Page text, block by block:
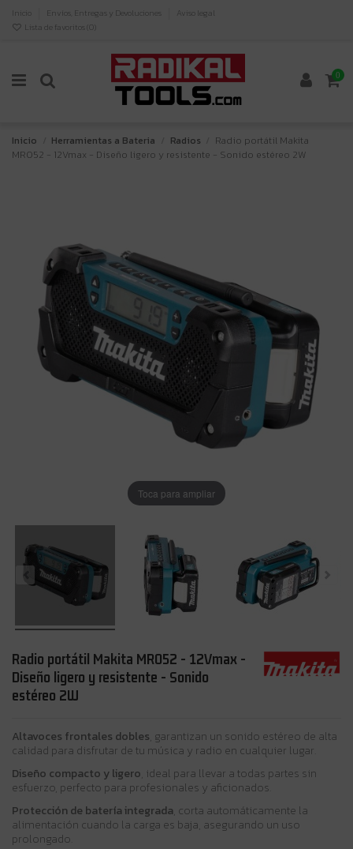
Inicio Envíos, Entregas y Devoluciones
Aviso legal
Lista de favoritos ( 0)
0
Inicio Herramientas a Bateria Radios
Radio portátil Makita
MR052 - 12Vmax - Diseño ligero y resistente - Sonido estéreo 2W
Toca para ampliar
Radio portátil Makita MR052 - 12Vmax -
Diseño ligero y resistente - Sonido
estéreo 2W
Altavoces frontales dobles, garantizan un sonido estéreo de alta
calidad para disfrutar de tu música y radio en cualquier lugar.
Diseño compacto y ligero, ideal para llevar a todas partes sin
esfuerzo, perfecto para profesionales y aficionados.
Protección de batería integrada, corta automáticamente la
alimentación cuando la carga es baja, asegurando un uso
prolongado.